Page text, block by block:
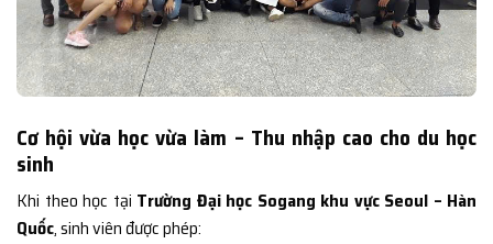
Cơ hội vừa học vừa làm – Thu nhập cao cho du học
sinh
Khi theo học tại Trường Đại học Sogang khu vực Seoul – Hàn
Quốc, sinh viên được phép: